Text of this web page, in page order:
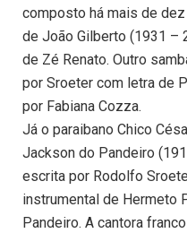
composto há mais de
de João Gilberto (1931 –
de Zé Renato. Outro
por Sroeter com letra de
por Fabiana Cozza.
Já o paraibano Chico
Jackson do Pandeiro
escrita por Rodolfo
instrumental de Hermeto
Pandeiro. A cantora